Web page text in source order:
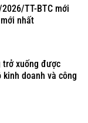
TT-BTC mới
nhất
xuống được
doanh và công